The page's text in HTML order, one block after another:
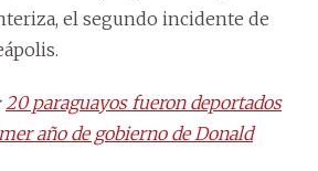
el segundo incidente de
20 paraguayos fueron deportados
año de gobierno de Donald